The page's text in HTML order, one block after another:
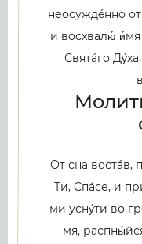
неосуждéнно
и восхвалю́
Святáго
От сна востáв,
Ти, Спáсе, и
ми усну́ти во
мя,